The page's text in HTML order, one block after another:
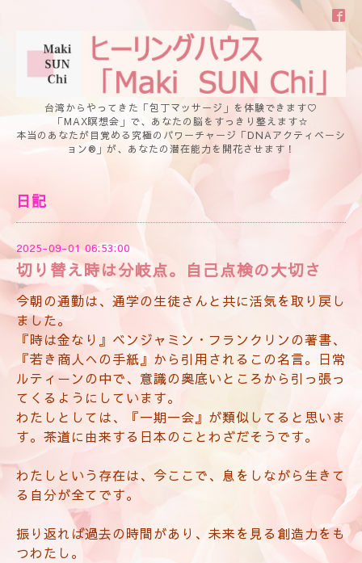
台湾からやってきた「包丁マッサージ」を体験できます♡
「MAX瞑想会」で、あなたの脳をすっきり整えます☆
本当のあなたが目覚める究極のパワーチャージ「DNAアクティベーシ
ョン®」が、あなたの潜在能力を開花させます！
日記
2025-09-01 06:53:00
切り替え時は分岐点。自己点検の大切さ
今朝の通勤は、通学の生徒さんと共に活気を取り戻し
ました。
『時は金なり』ベンジャミン・フランクリンの著書、
『若き商人への手紙』から引用されるこの名言。日常
ルティーンの中で、意識の奥底いところから引っ張っ
てくるようにしています。
わたしとしては、『一期一会』が類似してると思いま
す。茶道に由来する日本のことわざだそうです。
わたしという存在は、今ここで、息をしながら生きて
る自分が全てです。
振り返れば過去の時間があり、未来を見る創造力をも
つわたし。